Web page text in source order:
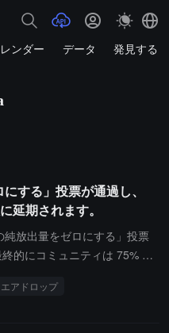
ンダー データ 発見する
する」投票が通過し、
延期されます。
放出量をゼロにする」投票
的にコミュニティは 75% の
出をゼロにすることを目指
エアドロップ